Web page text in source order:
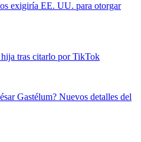
exigiría EE. UU. para otorgar
hija tras citarlo por TikTok
Gastélum? Nuevos detalles del